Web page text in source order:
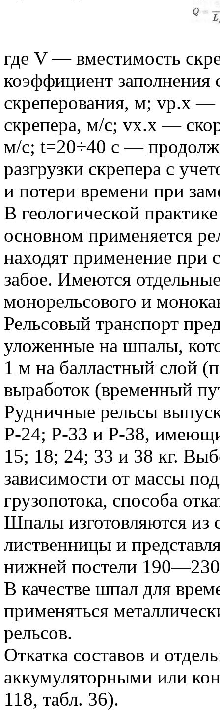
где V — вместимость
коэффициент
скреперования, м; vр.х —
скрепера, м/с; vx.х —
м/с; t=20÷40 с —
разгрузки скрепера с
и потери времени при
В геологической
основном применяется
находят применение при
забое. Имеются
монорельсового и
Рельсовый транспорт
уложенные на шпалы,
1 м на балластный слой
выработок (временный
Рудничные рельсы
Р-24; Р-33 и Р-38,
15; 18; 24; 33 и 38 кг.
зависимости от массы
грузопотока, способа
Шпалы изготовляются из
лиственницы и
нижней постели
В качестве шпал для
применяться
рельсов.
Откатка составов и
аккумуляторными или
118, табл. 36).